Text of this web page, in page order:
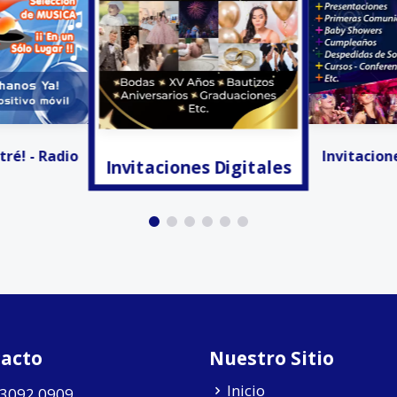
Digitales Invitaciones Digitales
Nuestro Sitio
Inicio